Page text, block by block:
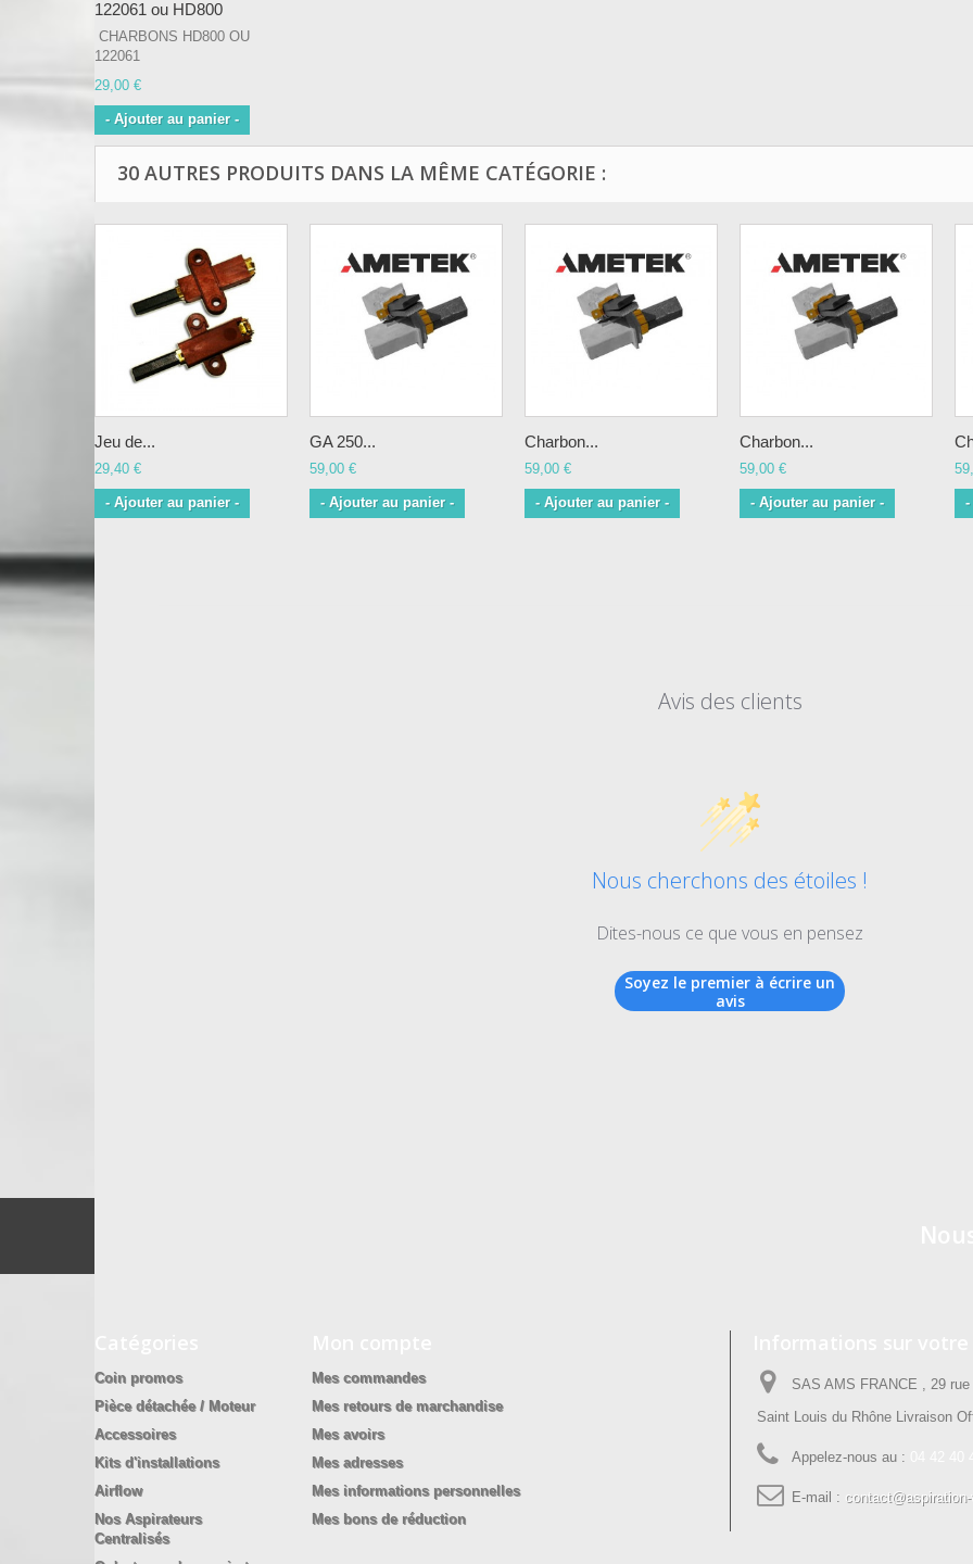
122061 ou HD800
CHARBONS HD800 OU
122061
29,00 €
- Ajouter au panier -
30 AUTRES PRODUITS DANS LA MÊME CATÉGORIE :
Jeu de...
29,40 €
- Ajouter au panier -
GA 250...
59,00 €
- Ajouter au panier -
Charbon...
59,00 €
- Ajouter au panier -
Charbon...
59,00 €
- Ajouter au panier - -
Avis des clients
Nous cherchons des étoiles !
Dites-nous ce que vous en pensez
Soyez le premier à écrire un
avis
Coin promos
Pièce détachée / Moteur
Accessoires
Kits d'installations
Airflow
Nos Aspirateurs
Centralisés
Mes commandes
Mes retours de marchandise
Mes avoirs
Mes adresses
Mes informations personnelles
Mes bons de réduction
SAS AMS FRANCE , 29
Saint Louis du Rhône Livraison
Appelez-nous au :
E-mail :